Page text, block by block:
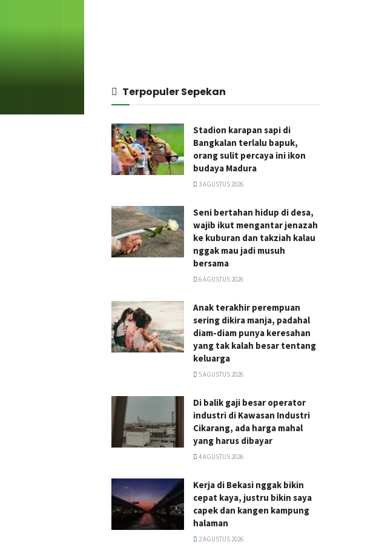
Terpopuler Sepekan
Stadion karapan sapi di
Bangkalan terlalu bapuk,
orang sulit percaya ini ikon
budaya Madura
3 AGUSTUS 2026
Seni bertahan hidup di desa,
wajib ikut mengantar jenazah
ke kuburan dan takziah kalau
nggak mau jadi musuh
bersama
6 AGUSTUS 2026
Anak terakhir perempuan
sering dikira manja, padahal
diam-diam punya keresahan
yang tak kalah besar tentang
keluarga
5 AGUSTUS 2026
Di balik gaji besar operator
industri di Kawasan Industri
Cikarang, ada harga mahal
yang harus dibayar
4 AGUSTUS 2026
Kerja di Bekasi nggak bikin
cepat kaya, justru bikin saya
capek dan kangen kampung
halaman
2 AGUSTUS 2026